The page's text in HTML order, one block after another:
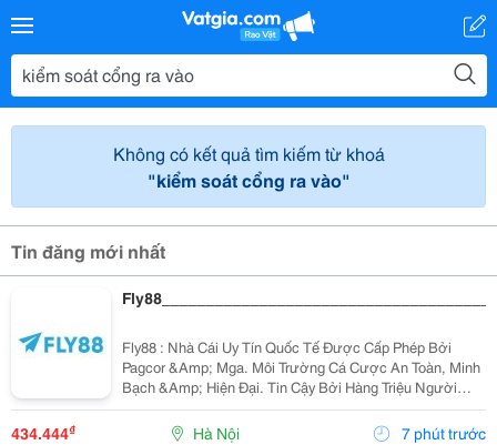
Không có kết quả tìm kiếm từ khoá
"kiểm soát cổng ra vào"
Tin đăng mới nhất
Fly88 : Nhà Cái Uy Tín Quốc Tế Được Cấp Phép Bởi
Pagcor &Amp; Mga. Môi Trường Cá Cược An Toàn, Minh
Bạch &Amp; Hiện Đại. Tin Cậy Bởi Hàng Triệu Người
Chơi!
434.444₫ Hà Nội 7 phút trước